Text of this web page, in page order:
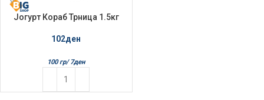
Јогурт Кораб Трница 1.5кг
102ден
100 гр/ 7ден